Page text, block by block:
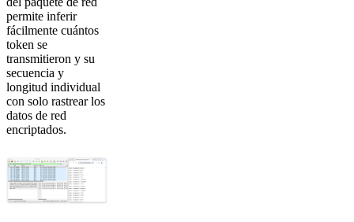
permite inferir
fácilmente cuántos
token se
transmitieron y su
secuencia y
longitud individual
con solo rastrear los
datos de red
encriptados.